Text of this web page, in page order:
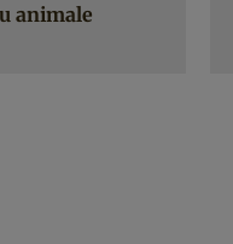
animale